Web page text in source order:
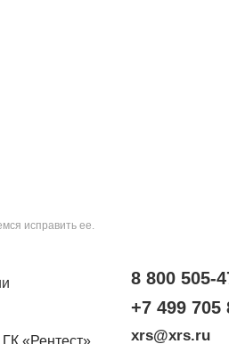
исправить ее.
«Рентест»
8 800 505-
+7 499 705
xrs@xrs.ru